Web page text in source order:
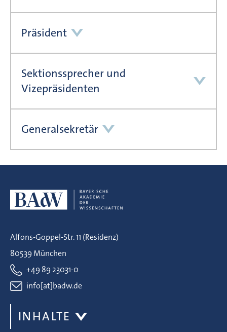
Präsident
Sektionssprecher und
Vizepräsidenten
Generalsekretär
Alfons-Goppel-Str. 11 (Residenz)
80539 München
+49 89 23031-0
info[at]badw.de
INHALTE